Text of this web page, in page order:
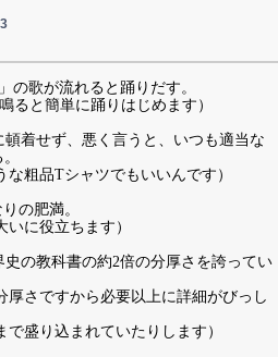
の歌が流れると踊りだす。
ると簡単に踊りはじめます）
着せず、悪く言うと、いつも適当な
な粗品Tシャツでもいいんです）
の肥満。
いに役立ちます）
の教科書の約2倍の分厚さを誇ってい
厚さですから必要以上に詳細がびっし
盛り込まれていたりします）